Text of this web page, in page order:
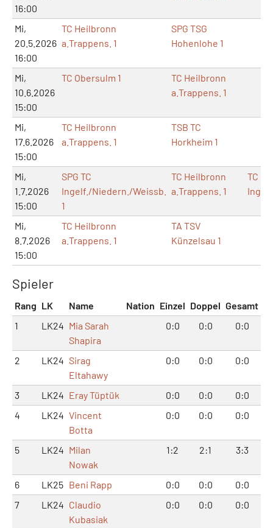
16:00
Mi,
20.5.2026
16:00
TC Heilbronn
a.Trappens. 1
SPG TSG
Hohenlohe 1
Mi,
10.6.2026
15:00
TC Obersulm 1
TC Heilbronn
a.Trappens. 1
Mi,
17.6.2026
15:00
TC Heilbronn
a.Trappens. 1
TSB TC
Horkheim 1
Mi,
1.7.2026
15:00
SPG TC
Ingelf./Niedern./Weissb.
1
TC Heilbronn
a.Trappens. 1
TC
Mi,
8.7.2026
15:00
TC Heilbronn
a.Trappens. 1
TA TSV
Künzelsau 1
Spieler
Rang LK Name Nation Einzel Doppel Gesamt
1
LK24 Mia Sarah
Shapira
0:0 0:0 0:0
2 LK24 Sirag
Eltahawy
0:0 0:0 0:0
3 LK24 Eray Tüptük 0:0 0:0
0:0
4
LK24 Vincent
Botta
0:0 0:0 0:0
5 LK24 Milan
Nowak
1:2 2:1 3:3
6 LK25 Beni Rapp 0:0 0:0
0:0
7
LK24 Claudio
Kubasiak
0:0 0:0 0:0